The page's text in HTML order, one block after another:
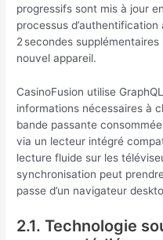
progressifs sont mis à jour
processus
2 secondes
nouvel appareil.
CasinoFusion utilise
informations nécessaires à
bande passante
via un lecteur intégré
lecture fluide sur les
synchronisation peut
passe d’un navigateur
2.1. Technologie